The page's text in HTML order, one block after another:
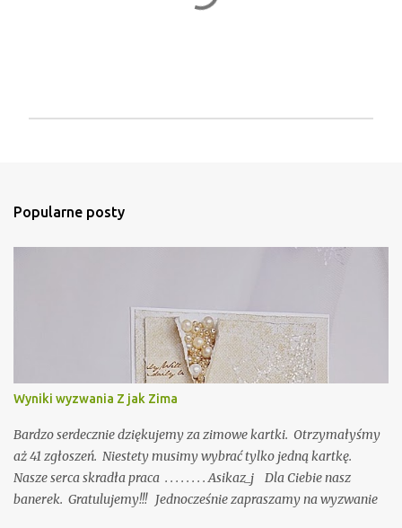
ś
r
z
Popularne posty
Wyniki wyzwania Z jak Zima
Bardzo serdecznie dziękujemy za zimowe kartki. Otrzymałyśmy
aż 41 zgłoszeń. Niestety musimy wybrać tylko jedną kartkę.
Nasze serca skradła praca . . . . . . . . Asikaz_j Dla Ciebie nasz
banerek. Gratulujemy!!! Jednocześnie zapraszamy na wyzwanie